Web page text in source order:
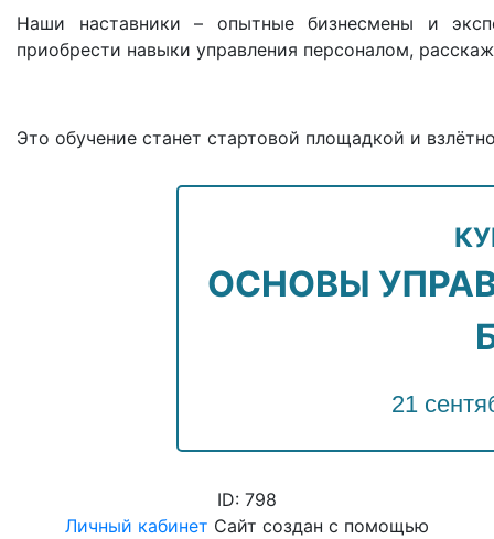
Наши наставники – опытные бизнесмены и
приобрести навыки управления персоналом,
Это обучение станет стартовой площадкой и
ОСНОВЫ
21
ID: 798
Личный кабинет Сайт создан с помощью